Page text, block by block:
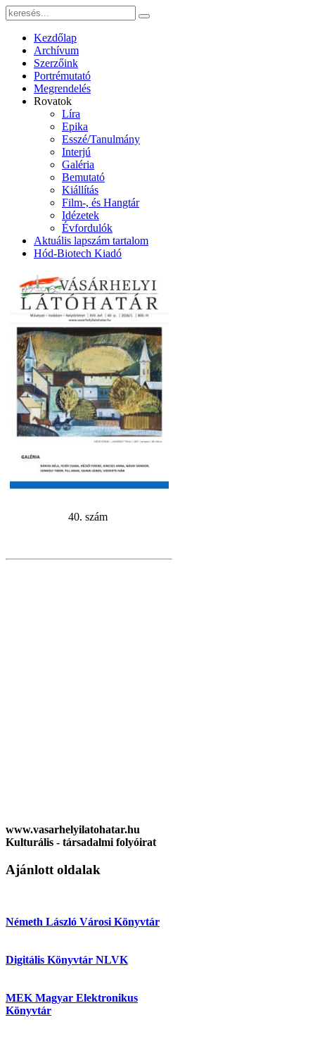
Kezdőlap
Archívum
Szerzőink
Portrémutató
Megrendelés
Rovatok
Líra
Epika
Esszé/Tanulmány
Interjú
Galéria
Bemutató
Kiállítás
Film-, és Hangtár
Idézetek
Évfordulók
Aktuális lapszám tartalom
Hód-Biotech Kiadó
40. szám
www.vasarhelyilatohatar.hu
Kulturális - társadalmi folyóirat
Ajánlott oldalak
Németh László Városi Könyvtár
Digitális Könyvtár NLVK
MEK Magyar Elektronikus
Könyvtár